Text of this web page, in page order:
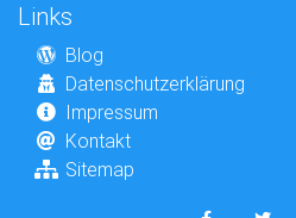
Links
Blog
Datenschutzerklärung
Impressum
Kontakt
Sitemap